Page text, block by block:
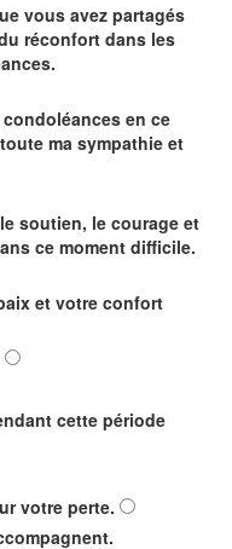
vous avez partagés
réconfort dans les
en ce
ma sympathie et
soutien, le courage et
ce moment difficile.
et votre confort
cette période
votre perte.